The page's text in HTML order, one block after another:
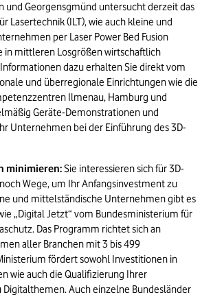
und Georgensgmünd untersucht derzeit das
Lasertechnik (ILT), wie auch kleine und
per Laser Power Bed Fusion
in mittleren Losgrößen wirtschaftlich
dazu erhalten Sie direkt vom
und überregionale Einrichtungen wie die
Ilmenau, Hamburg und
Geräte-Demonstrationen und
Unternehmen bei der Einführung des 3D-
minimieren: Sie interessieren sich für 3D-
Wege, um Ihr Anfangsinvestment zu
und mittelständische Unternehmen gibt es
„Digital Jetzt“ vom Bundesministerium für
Das Programm richtet sich an
aller Branchen mit 3 bis 499
fördert sowohl Investitionen in
wie auch die Qualifizierung Ihrer
Digitalthemen. Auch einzelne Bundesländer